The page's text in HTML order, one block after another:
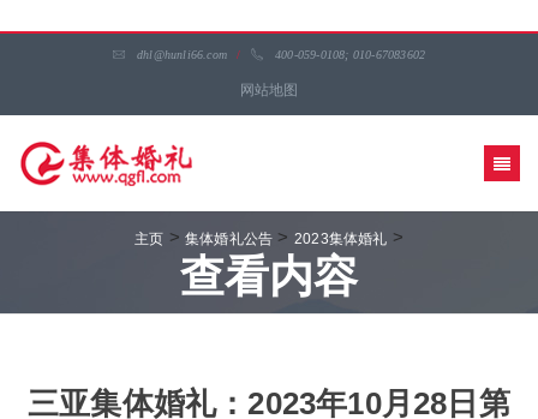
dhl@hunli66.com / 400-059-0108; 010-67083602
网站地图
主页 >集体婚礼公告 > 2023集体婚礼 >
查看内容
三亚集体婚礼：2023年10月28日第